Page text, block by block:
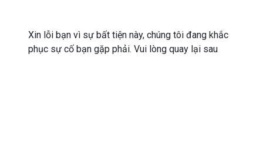
Xin lỗi bạn vì sự bất tiện này, chúng tôi đang khắc
phục sự cố bạn gặp phải. Vui lòng quay lại sau